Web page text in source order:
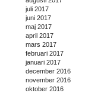
juli 2017
juni 2017
maj 2017
april 2017
mars 2017
februari 2017
januari 2017
december 2016
november 2016
oktober 2016